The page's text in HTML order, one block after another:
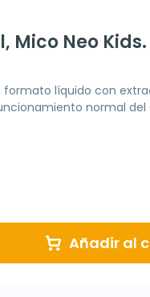
Mico Neo Kids.
líquido con
normal
Añadir al